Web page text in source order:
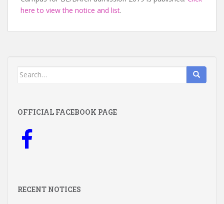
here to view the notice and list.
Search
OFFICIAL FACEBOOK PAGE
RECENT NOTICES